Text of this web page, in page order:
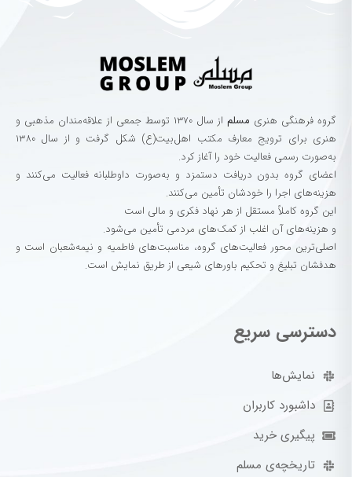
گروه‌ فرهنگی‌ هنری‌ مسلم
از سال ۱۳۷۰ توسط جمعی از علاقه‌مندان مذهبی و
هنری برای ترویج معارف مکتب اهل‌بیت(ع) شکل گرفت و از سال ۱۳۸۰
به‌صورت رسمی فعالیت خود را آغاز کرد.
اعضای گروه بدون دریافت دستمزد و به‌صورت داوطلبانه فعالیت می‌کنند و
هزینه‌های اجرا را خودشان تأمین می‌کنند.
این گروه کاملاً مستقل از هر نهاد فکری و مالی است
و هزینه‌های آن اغلب از کمک‌های مردمی تأمین می‌شود.
اصلی‌ترین محور فعالیت‌های گروه، مناسبت‌های فاطمیه و نیمه‌شعبان است و
هدفشان تبلیغ و تحکیم باورهای شیعی از طریق نمایش است.
دسترسی سریع
نمایش‌ها
داشبورد کاربران
پیگیری خرید
تاریخچه‌ی مسلم